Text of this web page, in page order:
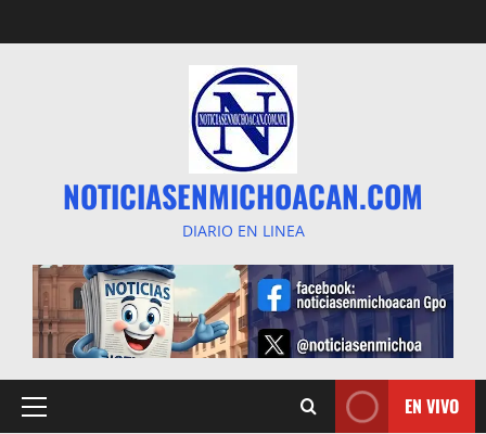
al
NOTICIASENMICHOACAN.COM
DIARIO EN LINEA
Menú
EN VIVO